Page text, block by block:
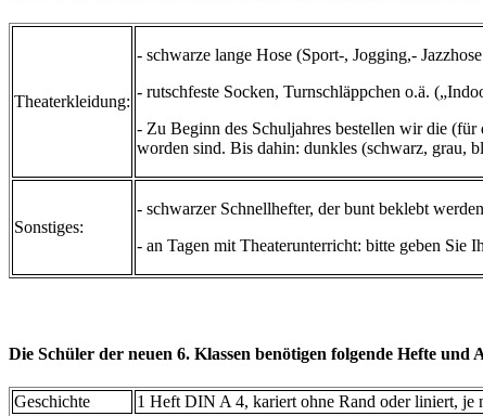
Theaterkleidung:
- schwarze lange Hose (Sport-, Jogging,-
- rutschfeste Socken, Turnschläppchen o.ä.
- Zu Beginn des Schuljahres bestellen wir die
worden sind. Bis dahin: dunkles (schwarz, grau,
Sonstiges:
- schwarzer Schnellhefter, der bunt beklebt
- an Tagen mit Theaterunterricht: bitte geben Sie
Die Schüler der neuen 6. Klassen benötigen folgende Hefte und
Geschichte
1 Heft DIN A 4, kariert ohne Rand oder liniert, je